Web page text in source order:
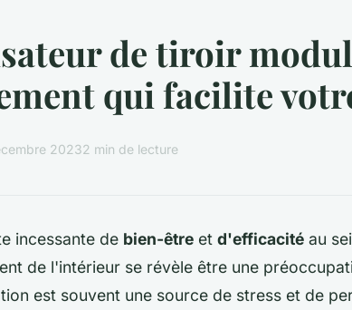
de tiroir
qui facilite
20232 min de lecture
incessante de bien-être et d'efficacité au
de l'intérieur se révèle être une
est souvent une source de stress et de